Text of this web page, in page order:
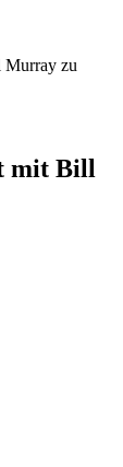
Murray zu
mit Bill